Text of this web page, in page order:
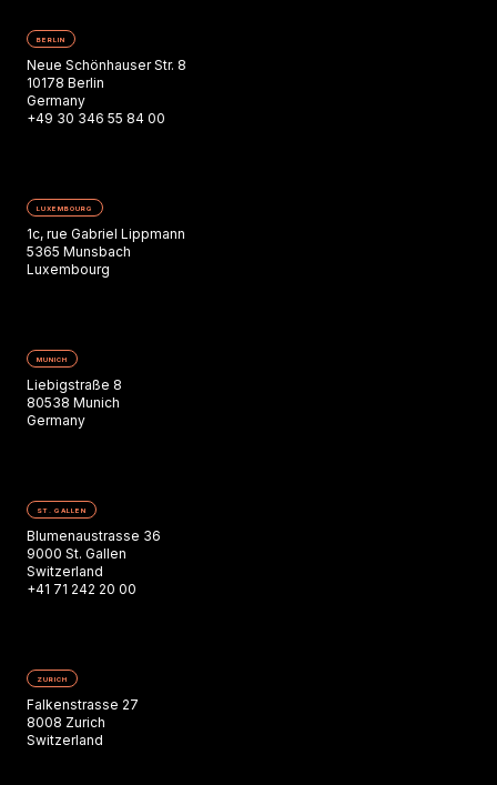
BERLIN
Neue Schönhauser Str. 8
10178 Berlin
Germany
+49 30 346 55 84 00
LUXEMBOURG
1c, rue Gabriel Lippmann
5365 Munsbach
Luxembourg
MUNICH
Liebigstraße 8
80538 Munich
Germany
ST. GALLEN
Blumenaustrasse 36
9000 St. Gallen
Switzerland
+41 71 242 20 00
ZURICH
Falkenstrasse 27
8008 Zurich
Switzerland